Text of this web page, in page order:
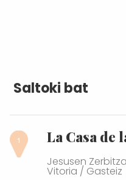
Saltoki bat
La Casa de
Jesusen
Vitoria / Gasteiz